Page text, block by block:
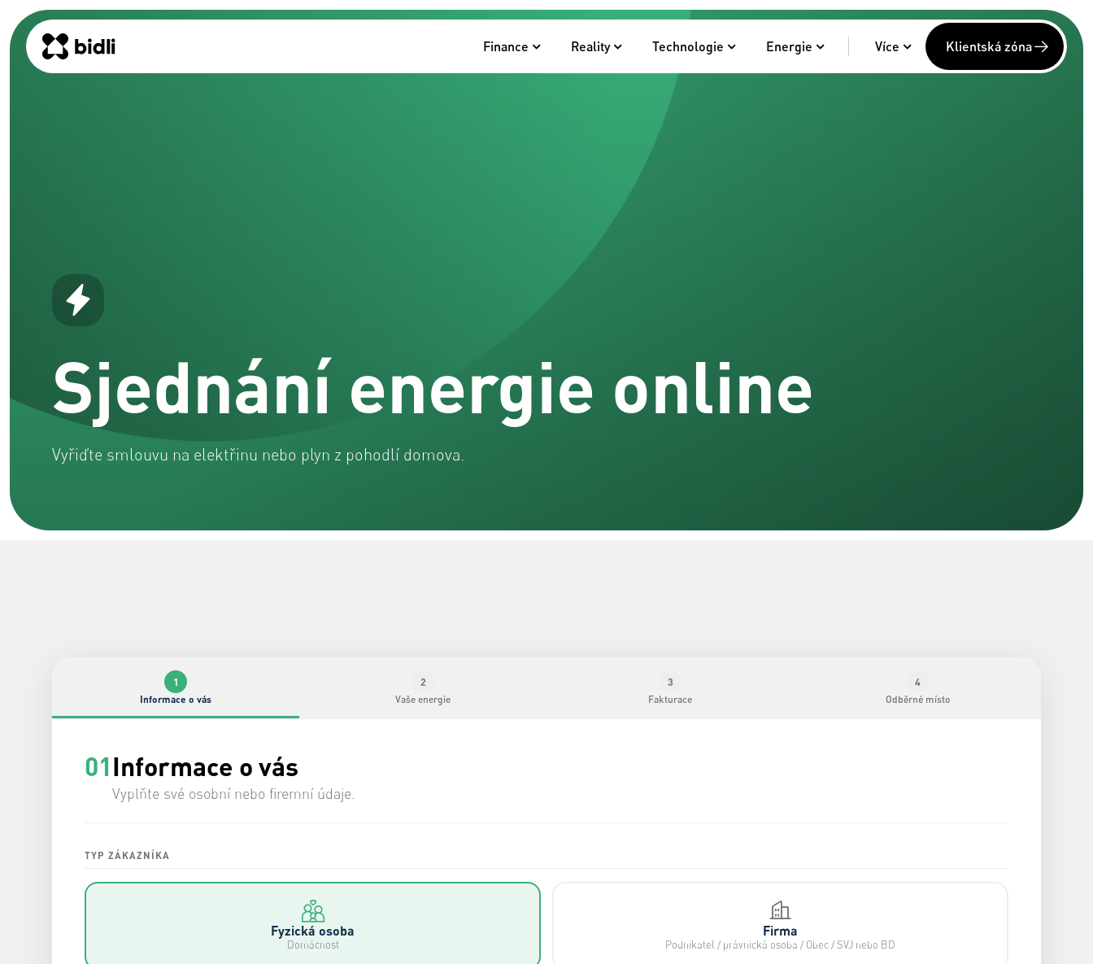
Finance Reality Technologie Energie Více Klientská zóna
Sjednání energie online
Vyřiďte smlouvu na elektřinu nebo plyn z pohodlí domova.
1
Informace o vás
2
Vaše energie
3
Fakturace
4
Odběrné místo
01Informace o vás
Vyplňte své osobní nebo firemní údaje.
TYP ZÁKAZNÍKA
Fyzická osoba
Domácnost
Firma
Podnikatel / právnická osoba / Obec / SVJ nebo BD